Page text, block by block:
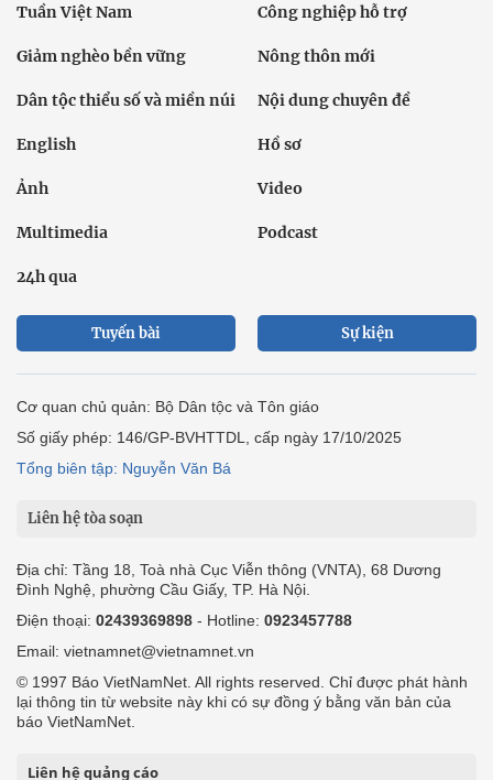
Tuần Việt Nam Công nghiệp hỗ trợ
Giảm nghèo bền vững Nông thôn mới
Dân tộc thiểu số và miền núi Nội dung chuyên đề
English Hồ sơ
Ảnh Video
Multimedia Podcast
24h qua
Tuyến bài Sự kiện
Cơ quan chủ quản: Bộ Dân tộc và Tôn giáo
Số giấy phép: 146/GP-BVHTTDL, cấp ngày 17/10/2025
Tổng biên tập: Nguyễn Văn Bá
Liên hệ tòa soạn
Địa chỉ: Tầng 18, Toà nhà Cục Viễn thông (VNTA), 68 Dương
Đình Nghệ, phường Cầu Giấy, TP. Hà Nội.
Điện thoại: 02439369898 - Hotline: 0923457788
Email: vietnamnet@vietnamnet.vn
© 1997 Báo VietNamNet. All rights reserved. Chỉ được phát hành
lại thông tin từ website này khi có sự đồng ý bằng văn bản của
báo VietNamNet.
Liên hệ quảng cáo